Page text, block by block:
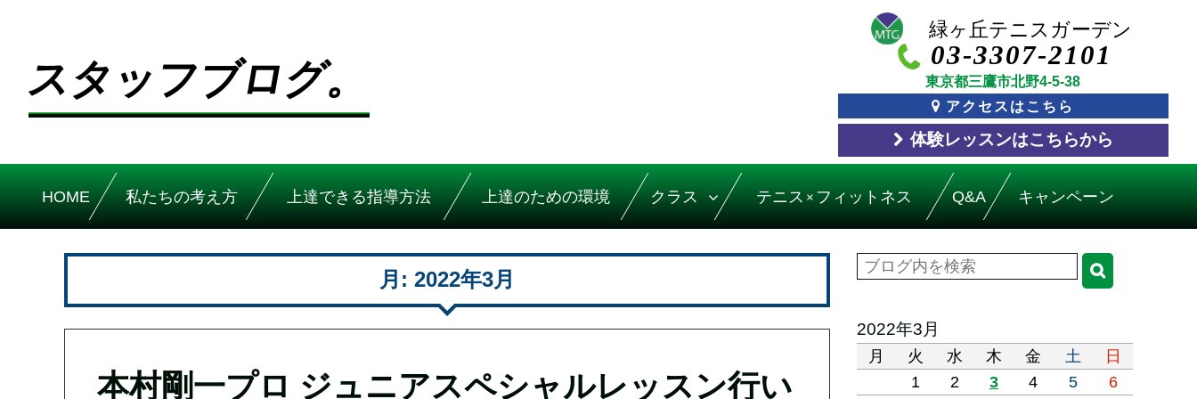
スタッフブログ。
03-3307-2101
東京都三鷹市北野4-5-38
アクセスはこちら
体験レッスンはこちらから
HOME 私たちの考え方 上達できる指導方法 上達のための環境 クラス テニス × フィットネス Q&A キャンペーン
月: 2022年3月
本村剛一プロ ジュニアスペシャルレッスン行い
2022年3月
月 火 水 木 金 土
日
1
2 3 4 5
6